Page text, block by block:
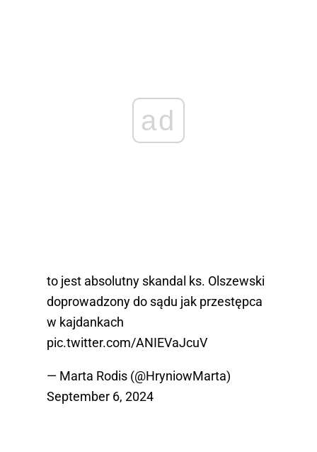
ad
to jest absolutny skandal ks. Olszewski
doprowadzony do sądu jak przestępca
w kajdankach
pic.twitter.com/ANIEVaJcuV
— Marta Rodis (@HryniowMarta)
September 6, 2024